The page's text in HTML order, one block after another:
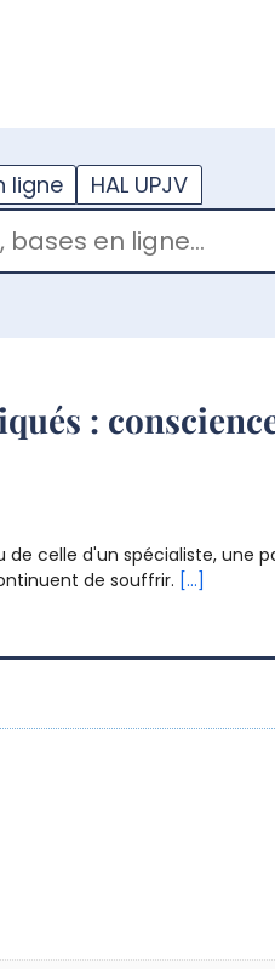
ligne HAL UPJV
:
celle d'un spécialiste,
de souffrir. [...]